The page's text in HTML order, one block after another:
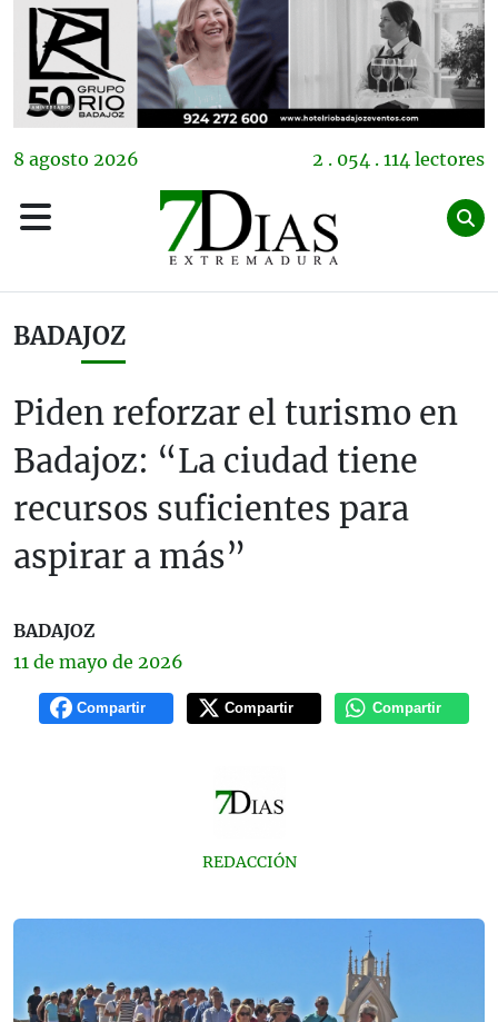
8 agosto 2026 2 . 054 . 114 lectores
BADAJOZ
Piden reforzar el turismo en
Badajoz: “La ciudad tiene
recursos suficientes para
aspirar a más”
BADAJOZ
11 de mayo de 2026
Compartir Compartir Compartir
REDACCIÓN